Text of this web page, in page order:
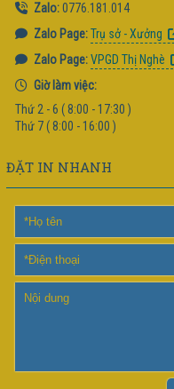
Zalo:0776.181.014
Zalo Page: Trụ sở - Xưởng
Zalo Page: VPGD Thị Nghè
Giờ làm việc:
Thứ 2 - 6 ( 8:00 - 17:30 )
Thứ 7 ( 8:00 - 16:00 )
ĐẶT IN NHANH